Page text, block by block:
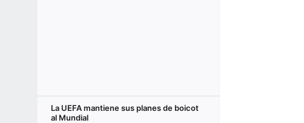
La UEFA mantiene sus planes de boicot
al Mundial